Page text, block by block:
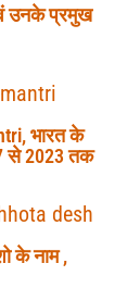
उनके प्रमुख
भारत के
से 2023 तक
के नाम ,